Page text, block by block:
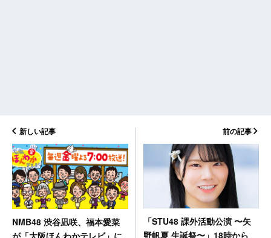
新しい記事
NMB48 渋谷凪咲、福本愛菜
が「大阪ほんわかテレビ」に
前の記事
「STU48 課外活動公演 〜矢
野帆夏 生誕祭〜」18時から